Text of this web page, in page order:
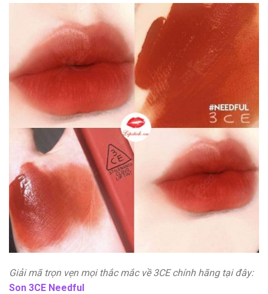
Giải mã trọn vẹn mọi thắc mắc về 3CE chính hãng tại đây:
Son 3CE Needful